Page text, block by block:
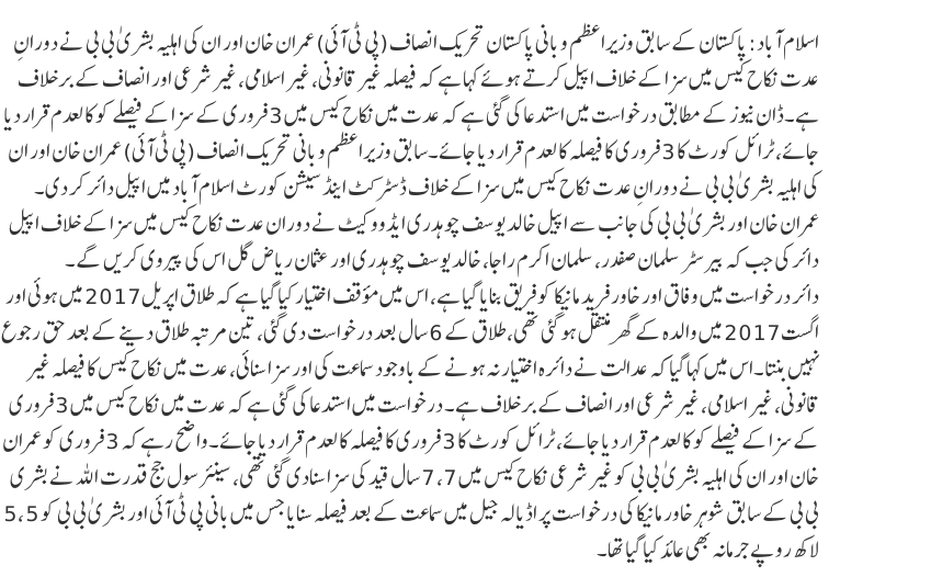
اسلام آباد: پاکستان کے سابق وزیراعظم و بانی پاکستان تحریک انصاف (پی ٹی آئی) عمران خان اور ان کی اہلیہ بشریٰ بی بی نے دورانِ
عدت نکاح کیس میں سزا کے خلاف اپیل کرتے ہوئے کہا ہے کہ فیصلہ غیر قانونی، غیر اسلامی، غیر شرعی اور انصاف کے برخلاف
ہے۔ڈان نیوز کے مطابق درخواست میں استدعا کی گئی ہے کہ عدت میں نکاح کیس میں 3 فروری کے سزا کے فیصلے کو کالعدم قرار دیا
جائے، ٹرائل کورٹ کا 3 فروری کا فیصلہ کالعدم قرار دیا جائے۔سابق وزیراعظم و بانی تحریک انصاف (پی ٹی آئی) عمران خان اور ان
کی اہلیہ بشریٰ بی بی نے دورانِ عدت نکاح کیس میں سزا کے خلاف ڈسٹرکٹ اینڈ سیشن کورٹ اسلام آباد میں اپیل دائر کر دی۔
عمران خان اور بشریٰ بی بی کی جانب سے اپیل خالد یوسف چوہدری ایڈووکیٹ نے دوران عدت نکاح کیس میں سزا کے خلاف اپیل
دائر کی جب کہ بیرسٹر سلمان صفدر، سلمان اکرم راجا، خالد یوسف چوہدری اور عثمان ریاض گل اس کی پیروی کریں گے۔
دائر درخواست میں وفاق اور خاور فرید مانیکا کو فریق بنایا گیا ہے، اس میں مؤقف اختیار کیا گیا ہے کہ طلاق اپریل2017 میں ہوئی اور
اگست2017 میں والدہ کے گھر منتقل ہو گئی تھی، طلاق کے 6 سال بعد درخواست دی گئی، تین مرتبہ طلاق دینے کے بعد حق رجوع
نہیں بنتا۔اس میں کہا گیا کہ عدالت نے دائرہ اختیار نہ ہونے کے باوجود سماعت کی اور سزا سنائی، عدت میں نکاح کیس کا فیصلہ غیر
قانونی، غیر اسلامی، غیر شرعی اور انصاف کے برخلاف ہے۔ درخواست میں استدعا کی گئی ہے کہ عدت میں نکاح کیس میں 3 فروری
کے سزا کے فیصلے کو کالعدم قرار دیا جائے، ٹرائل کورٹ کا 3 فروری کا فیصلہ کالعدم قرار دیا جائے۔واضح رہے کہ 3 فروری کو عمران
خان اور ان کی اہلیہ بشریٰ بی بی کو غیر شرعی نکاح کیس میں 7، 7 سال قید کی سزا سنادی گئی تھی، سینئر سول جج قدرت اللہ نے بشری
بی بی کے سابق شوہر خاور مانیکا کی درخواست پر اڈیالہ جیل میں سماعت کے بعد فیصلہ سنایا جس میں بانی پی ٹی آئی اور بشریٰ بی بی کو 5 ،5
لاکھ روپے جرمانہ بھی عائد کیا گیا تھا۔